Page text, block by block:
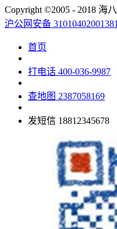
Copyright ©2005 - 2018 海
沪公网安备
首页
打电话 400-036-9987
查地图 2387058169
发短信 18812345678